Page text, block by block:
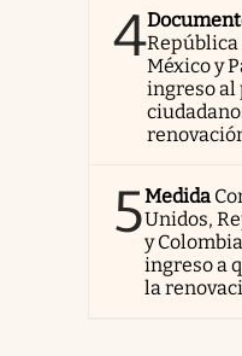
4México y
ingreso al
5Medida
Unidos,
y
ingreso a
la